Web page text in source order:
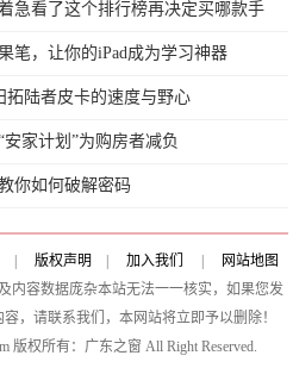
急看了这个排行榜再决定买哪款手
笔，让你的iPad成为学习神器
拓陆者皮卡的速度与野心
家计划”为购房者减负
你如何破解密码
版权声明 加入我们
网站地图
内容数据庞杂本站无法一一核实，如果您发
，请联系我们，本网站将立即予以删除！
版权所有：广东之窗 All Right Reserved.